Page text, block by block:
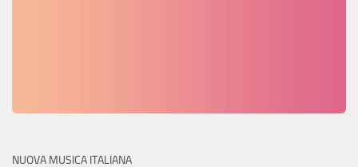
NUOVA MUSICA ITALIANA